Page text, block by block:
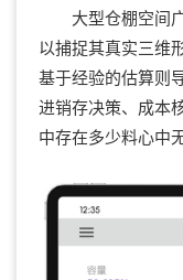
大型仓棚空间广
以捕捉其真实三维
基于经验的估算则
进销存决策、成本
中存在多少料心中